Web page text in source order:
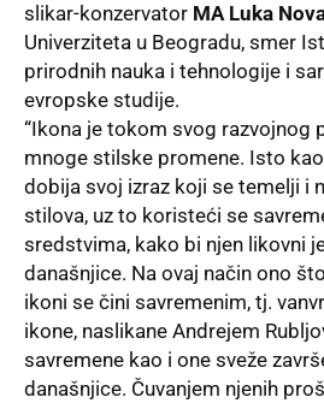
slikar-konzervator MA Luka
Univerziteta u Beogradu, smer
prirodnih nauka i tehnologije i
evropske studije.
“Ikona je tokom svog razvojnog
mnoge stilske promene. Isto
dobija svoj izraz koji se temelji i
stilova, uz to koristeći se
sredstvima, kako bi njen likovni
današnjice. Na ovaj način ono
ikoni se čini savremenim, tj.
ikone, naslikane Andrejem
savremene kao i one sveže
današnjice. Čuvanjem njenih